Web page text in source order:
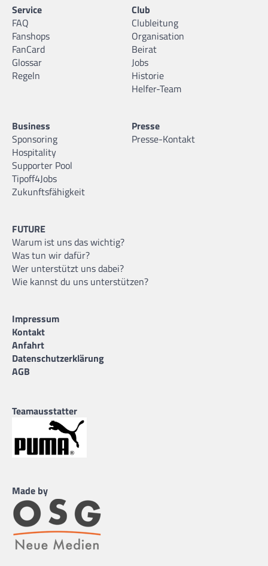
Service
FAQ
Fanshops
FanCard
Glossar
Regeln
Club
Clubleitung
Organisation
Beirat
Jobs
Historie
Helfer-Team
Business
Sponsoring
Hospitality
Supporter Pool
Tipoff4Jobs
Zukunftsfähigkeit
Presse
Presse-Kontakt
FUTURE
Warum ist uns das wichtig?
Was tun wir dafür?
Wer unterstützt uns dabei?
Wie kannst du uns unterstützen?
Impressum
Kontakt
Anfahrt
Datenschutzerklärung
AGB
Teamausstatter
Made by